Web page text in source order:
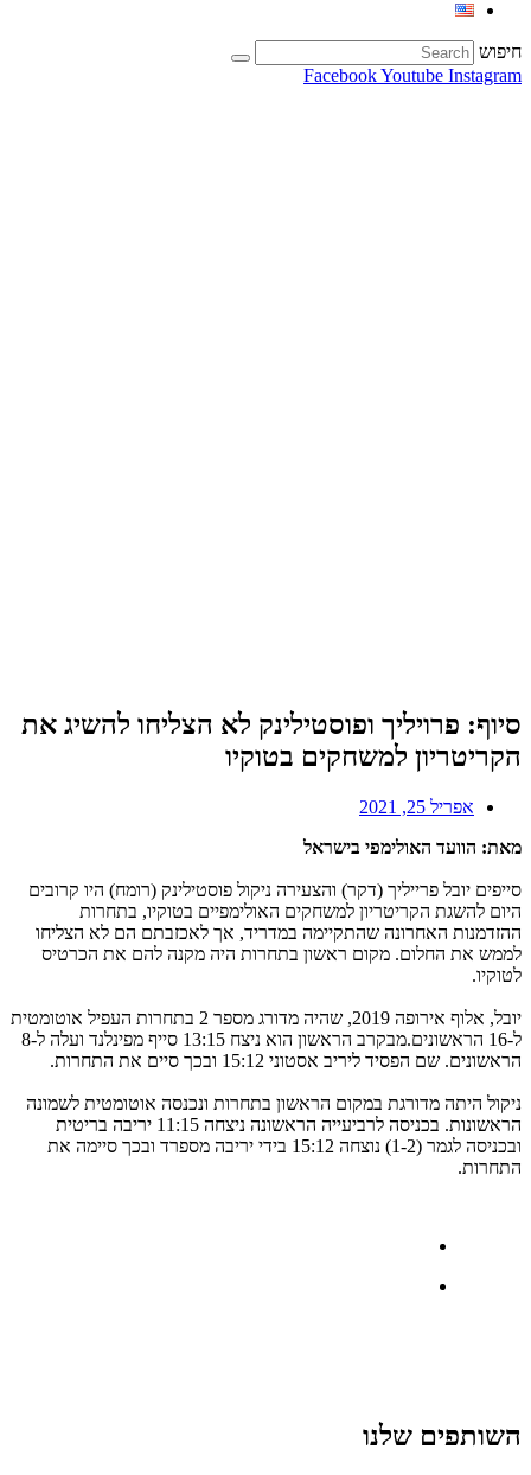
חיפוש
FacebookYoutube Instagram
סיוף: פרויליך ופוסטילינק לא הצליחו להשיג את
הקריטריון למשחקים בטוקיו
אפריל 25, 2021
מאת: הוועד האולימפי בישראל
סייפים יובל פרייליך (דקר) והצעירה ניקול פוסטילינק (רומח) היו קרובים
היום להשגת הקריטריון למשחקים האולימפיים בטוקיו, בתחרות
ההזדמנות האחרונה שהתקיימה במדריד, אך לאכזבתם הם לא הצליחו
לממש את החלום. מקום ראשון בתחרות היה מקנה להם את הכרטיס
לטוקיו.
יובל, אלוף אירופה 2019, שהיה מדורג מספר 2 בתחרות העפיל אוטומטית
ל-16 הראשונים.מבקרב הראשון הוא ניצח 13:15 סייף מפינלנד ועלה ל-8
הראשונים. שם הפסיד ליריב אסטוני 15:12 ובכך סיים את התחרות.
ניקול היתה מדורגת במקום הראשון בתחרות ונכנסה אוטומטית לשמונה
הראשונות. בכניסה לרביעייה הראשונה ניצחה 11:15 יריבה בריטית
ובכניסה לגמר (1-2) נוצחה 15:12 בידי יריבה מספרד ובכך סיימה את
התחרות.
השותפים שלנו